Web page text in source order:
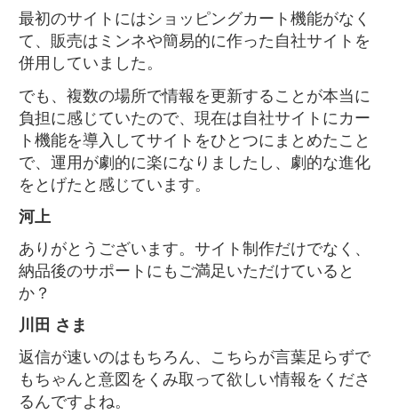
最初のサイトにはショッピングカート機能がなく
て、販売はミンネや簡易的に作った自社サイトを
併用していました。
でも、複数の場所で情報を更新することが本当に
負担に感じていたので、現在は自社サイトにカー
ト機能を導入してサイトをひとつにまとめたこと
で、運用が劇的に楽になりましたし、劇的な進化
をとげたと感じています。
河上
ありがとうございます。サイト制作だけでなく、
納品後のサポートにもご満足いただけていると
か？
川田 さま
返信が速いのはもちろん、こちらが言葉足らずで
もちゃんと意図をくみ取って欲しい情報をくださ
るんですよね。